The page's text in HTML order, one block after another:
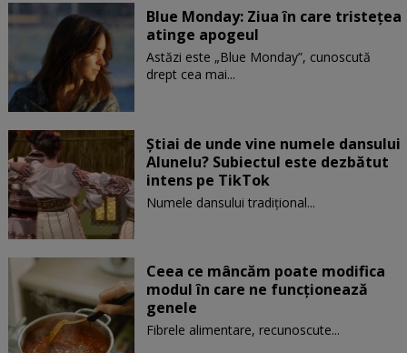
Blue Monday: Ziua în care tristețea
atinge apogeul
Astăzi este „Blue Monday”, cunoscută
drept cea mai...
Știai de unde vine numele dansului
Alunelu? Subiectul este dezbătut
intens pe TikTok
Numele dansului tradițional...
Ceea ce mâncăm poate modifica
modul în care ne funcţionează
genele
Fibrele alimentare, recunoscute...